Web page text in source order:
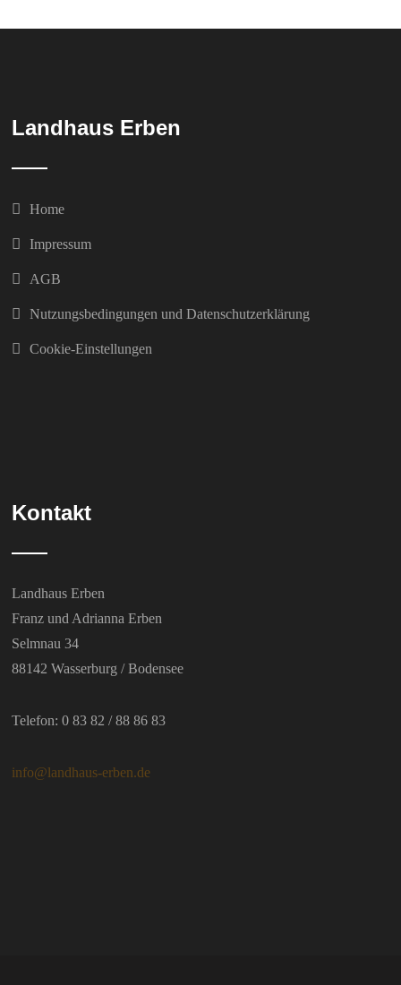
Landhaus Erben
Home
Impressum
AGB
Nutzungsbedingungen und Datenschutzerklärung
Cookie-Einstellungen
Kontakt
Landhaus Erben
Franz und Adrianna Erben
Selmnau 34
88142 Wasserburg / Bodensee
Telefon: 0 83 82 / 88 86 83
info@landhaus-erben.de